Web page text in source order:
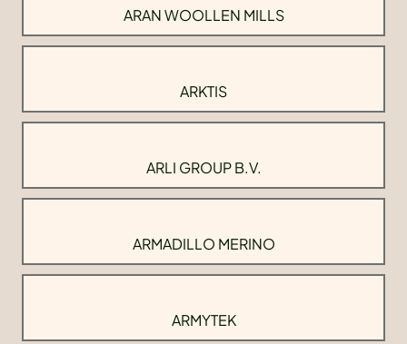
ARAN WOOLLEN MILLS
ARKTIS
ARLI GROUP B.V.
ARMADILLO MERINO
ARMYTEK